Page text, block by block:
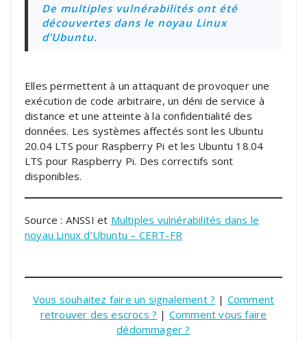
De multiples vulnérabilités ont été
découvertes dans le noyau Linux
d’Ubuntu.
Elles permettent à un attaquant de provoquer une
exécution de code arbitraire, un déni de service à
distance et une atteinte à la confidentialité des
données. Les systèmes affectés sont les Ubuntu
20.04 LTS pour Raspberry Pi et les Ubuntu 18.04
LTS pour Raspberry Pi. Des correctifs sont
disponibles.
Source : ANSSI et Multiples vulnérabilités dans le
noyau Linux d’Ubuntu – CERT-FR
Vous souhaitez faire un signalement ? | Comment
retrouver des escrocs ? | Comment vous faire
dédommager ?